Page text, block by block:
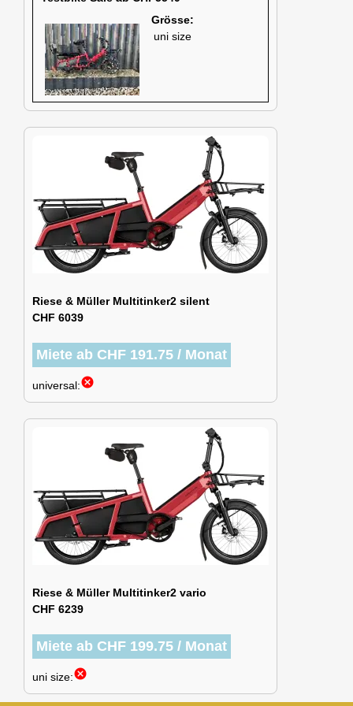
Grösse:
uni size
Riese & Müller Multitinker2 silent
CHF 6039
Miete ab CHF 191.75 / Monat
universal:cancel
Riese & Müller Multitinker2 vario
CHF 6239
Miete ab CHF 199.75 / Monat
uni size:cancel